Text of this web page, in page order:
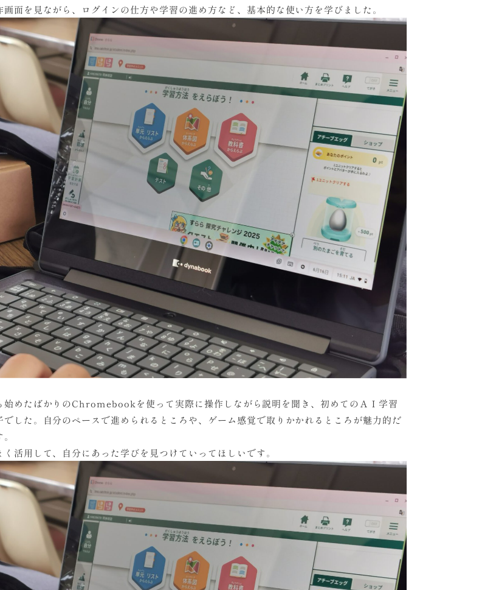
面を見ながら、ログインの仕方や学習の進め方など、基本的な使い方を学びました。
始めたばかりのChromebookを使って実際に操作しながら説明を聞き、初めてのＡＩ学習
でした。自分のペースで進められるところや、ゲーム感覚で取りかかれるところが魅力的だ
く活用して、自分にあった学びを見つけていってほしいです。